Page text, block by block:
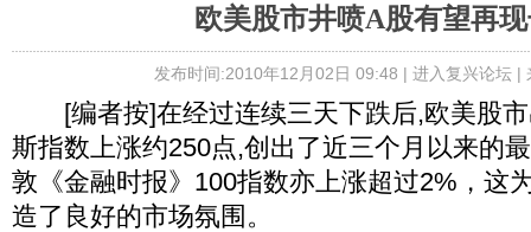
欧美股市井喷A股有望再
发布时间:2010年12月02日 09:48 | 进入复兴论坛|
[编者按]在经过连续三天下跌后,欧美股市
斯指数上涨约250点,创出了近三个月以来的
敦《金融时报》100指数亦上涨超过2%，这
造了良好的市场氛围。